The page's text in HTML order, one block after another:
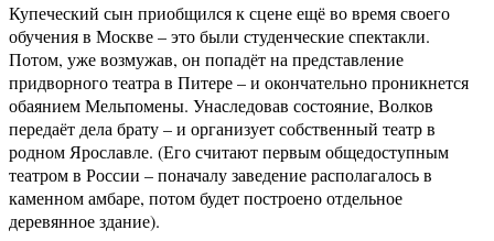
Купеческий сын приобщился к сцене ещё во время своего
обучения в Москве – это были студенческие спектакли.
Потом, уже возмужав, он попадёт на представление
придворного театра в Питере – и окончательно проникнется
обаянием Мельпомены. Унаследовав состояние, Волков
передаёт дела брату – и организует собственный театр в
родном Ярославле. (Его считают первым общедоступным
театром в России – поначалу заведение располагалось в
каменном амбаре, потом будет построено отдельное
деревянное здание).